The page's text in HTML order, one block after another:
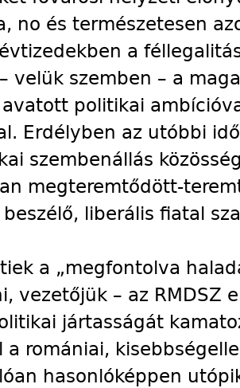
no és természetesen
a
velük szemben – a
politikai
Erdélyben az utóbbi
szembenállás
megteremtődött-
liberális fiatal
a „megfontolva
vezetőjük – az RMDSZ
jártasságát
romániai,
hasonlóképpen